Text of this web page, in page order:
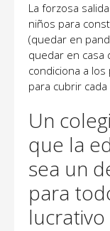
La forzosa
niños para
(quedar en
quedar en casa
condiciona a
para cubrir
Un
que la
sea un
para